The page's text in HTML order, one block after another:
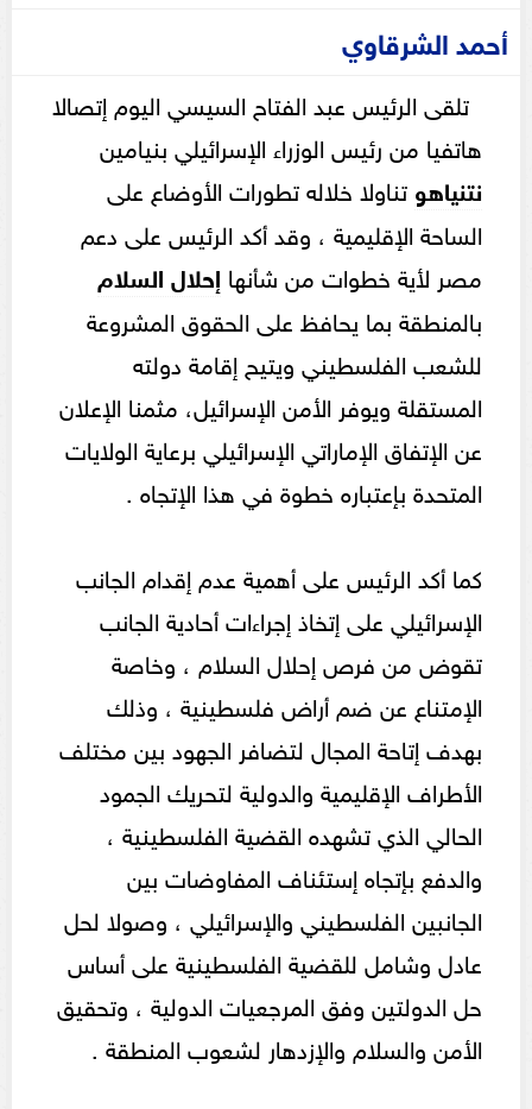
أحمد الشرقاوي
تلقى الرئيس عبد الفتاح السيسي اليوم إتصالا
هاتفيا من رئيس الوزراء الإسرائيلي بنيامين
نتنياهو تناولا خلاله تطورات الأوضاع على
الساحة الإقليمية ، وقد أكد الرئيس على دعم
مصر لأية خطوات من شأنها إحلال السلام
بالمنطقة بما يحافظ على الحقوق المشروعة
للشعب الفلسطيني ويتيح إقامة دولته
المستقلة ويوفر الأمن الإسرائيل، مثمنا الإعلان
عن الإتفاق الإماراتي الإسرائيلي برعاية الولايات
المتحدة بإعتباره خطوة في هذا الإتجاه .
كما أكد الرئيس على أهمية عدم إقدام الجانب
الإسرائيلي على إتخاذ إجراءات أحادية الجانب
تقوض من فرص إحلال السلام ، وخاصة
الإمتناع عن ضم أراض فلسطينية ، وذلك
بهدف إتاحة المجال لتضافر الجهود بين مختلف
الأطراف الإقليمية والدولية لتحريك الجمود
الحالي الذي تشهده القضية الفلسطينية ،
والدفع بإتجاه إستئناف المفاوضات بين
الجانبين الفلسطيني والإسرائيلي ، وصولا لحل
عادل وشامل للقضية الفلسطينية على أساس
حل الدولتين وفق المرجعيات الدولية ، وتحقيق
الأمن والسلام والإزدهار لشعوب المنطقة .